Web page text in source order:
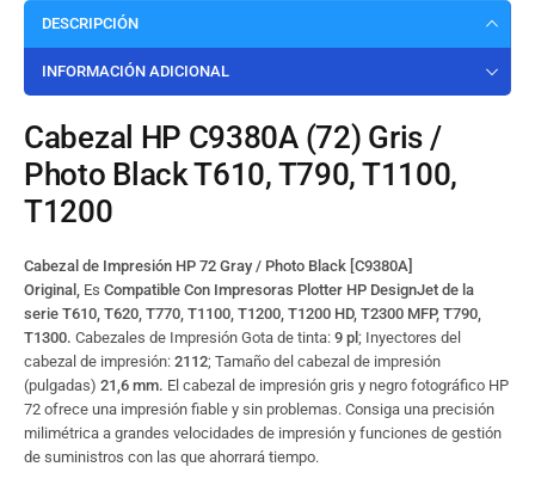
DESCRIPCIÓN
INFORMACIÓN ADICIONAL
Cabezal HP C9380A (72) Gris /
Photo Black T610, T790, T1100,
T1200
Cabezal de Impresión HP 72 Gray / Photo Black [C9380A]
Original, Es Compatible Con Impresoras Plotter HP DesignJet de la
serie T610, T620, T770, T1100, T1200, T1200 HD, T2300 MFP, T790,
T1300. Cabezales de Impresión Gota de tinta: 9 pl; Inyectores del
cabezal de impresión: 2112; Tamaño del cabezal de impresión
(pulgadas) 21,6 mm. El cabezal de impresión gris y negro fotográfico HP
72 ofrece una impresión fiable y sin problemas. Consiga una precisión
milimétrica a grandes velocidades de impresión y funciones de gestión
de suministros con las que ahorrará tiempo.